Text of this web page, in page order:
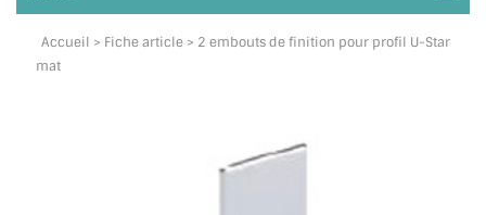
NOUS CONTACTER
Accueil > Fiche article > 2 embouts de finition pour profil U-Star
mat